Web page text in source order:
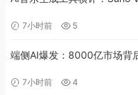
7小时前 5
端侧AI爆发：8000亿市场背
7小时前 4